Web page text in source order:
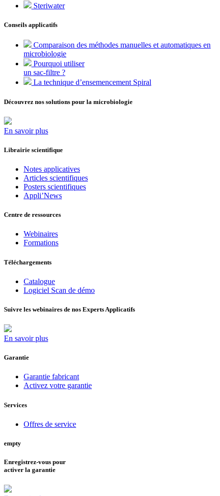
Steriwater
Conseils applicatifs
Comparaison des méthodes manuelles et automatiques en
microbiologie
Pourquoi utiliser
un sac-filtre ?
La technique d’ensemencement Spiral
Découvrez nos solutions pour la microbiologie
En savoir plus
Librairie scientifique
Notes applicatives
Articles scientifiques
Posters scientifiques
Appli’News
Centre de ressources
Webinaires
Formations
Téléchargements
Catalogue
Logiciel Scan de démo
Suivre les webinaires de nos Experts Applicatifs
En savoir plus
Garantie
Garantie fabricant
Activez votre garantie
Services
Offres de service
empty
Enregistrez-vous pour
activer la garantie